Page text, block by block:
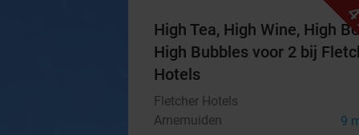
High Tea, High Wine, High
High Bubbles voor 2 bij
Hotels
Fletcher Hotels
Arnemuiden
9